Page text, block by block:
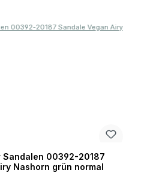
Sandalen 00392-20187
Nashorn grün normal